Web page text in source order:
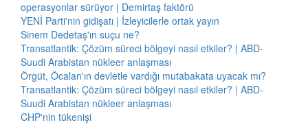
operasyonlar sürüyor | Demirtaş faktörü
YENİ Parti'nin gidişatı | İzleyicilerle ortak yayın
Sinem Dedetaş'ın suçu ne?
Transatlantik: Çözüm süreci bölgeyi nasıl etkiler? | ABD-
Suudi Arabistan nükleer anlaşması
Örgüt, Öcalan'ın devletle vardığı mutabakata uyacak mı?
Transatlantik: Çözüm süreci bölgeyi nasıl etkiler? | ABD-
Suudi Arabistan nükleer anlaşması
CHP'nin tükenişi